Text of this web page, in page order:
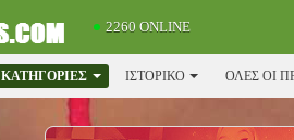
2260 ONLINE
ΚΑΤΗΓΟΡΊΕΣ ΙΣΤΟΡΙΚΌ ΟΛΕΣ ΟΙ